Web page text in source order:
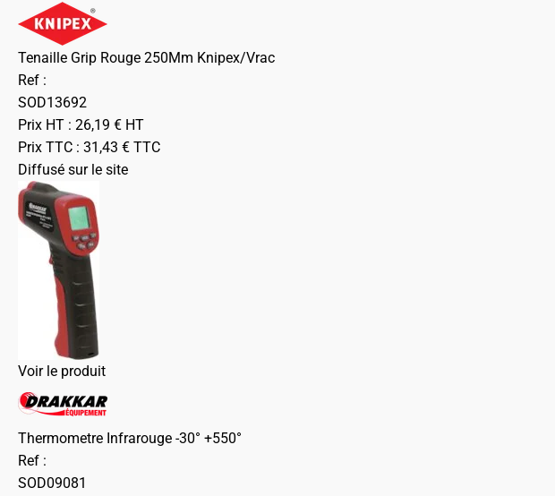
Tenaille Grip Rouge 250Mm Knipex/Vrac
Ref :
SOD13692
Prix HT : 26,19 € HT
Prix TTC : 31,43 € TTC
Diffusé sur le site
Voir le produit
Thermometre Infrarouge -30° +550°
Ref :
SOD09081